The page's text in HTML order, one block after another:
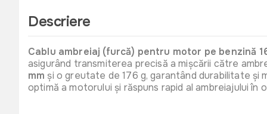
Descriere
Cablu ambreiaj (furcă) pentru motor pe benzină
asigurând transmiterea precisă a mișcării către
mm și o greutate de 176 g, garantând durabilitate și
optimă a motorului și răspuns rapid al ambreiajului în